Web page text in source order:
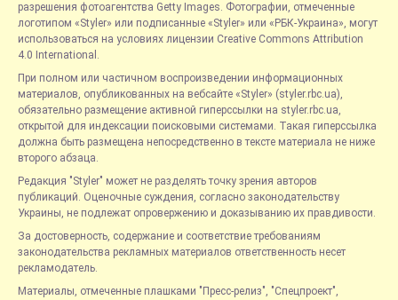
разрешения фотоагентства Getty Images. Фотографии, отмеченные
логотипом «Styler» или подписанные «Styler» или «РБК-Украина», могут
использоваться на условиях лицензии Creative Commons Attribution
4.0 International.
При полном или частичном воспроизведении информационных
материалов, опубликованных на вебсайте «Styler» (styler.rbc.ua),
обязательно размещение активной гиперссылки на styler.rbc.ua,
открытой для индексации поисковыми системами. Такая гиперссылка
должна быть размещена непосредственно в тексте материала не ниже
второго абзаца.
Редакция "Styler" может не разделять точку зрения авторов
публикаций. Оценочные суждения, согласно законодательству
Украины, не подлежат опровержению и доказыванию их правдивости.
За достоверность, содержание и соответствие требованиям
законодательства рекламных материалов ответственность несет
рекламодатель.
Материалы, отмеченные плашками "Пресс-релиз", "Спецпроект",